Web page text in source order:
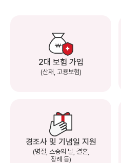
2대 보험 가입
(산재, 고용보험)
경조사 및 기념일 지원
(명절, 스승의 날, 결혼,
장례 등)